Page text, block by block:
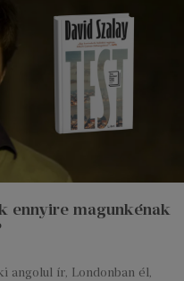
ennyire magunkénak
angolul ír, Londonban él,